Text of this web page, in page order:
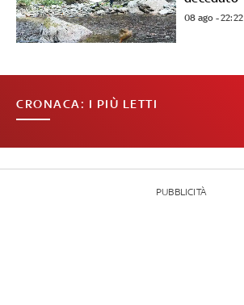
08 ago - 22:22
CRONACA: I PIÙ LETTI
PUBBLICITÀ